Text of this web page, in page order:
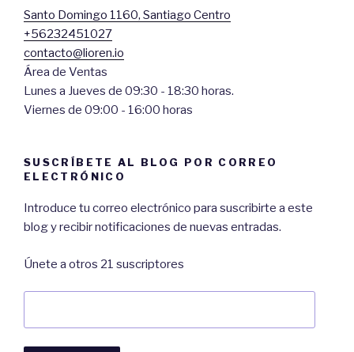
Santo Domingo 1160, Santiago Centro
+56232451027
contacto@lioren.io
Área de Ventas
Lunes a Jueves de 09:30 - 18:30 horas.
Viernes de 09:00 - 16:00 horas
SUSCRÍBETE AL BLOG POR CORREO
ELECTRÓNICO
Introduce tu correo electrónico para suscribirte a este
blog y recibir notificaciones de nuevas entradas.
Únete a otros 21 suscriptores